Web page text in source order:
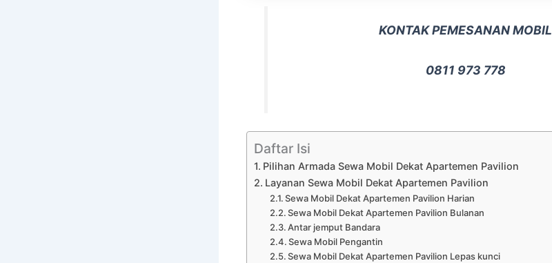
KONTAK PEMESANAN MOBIL
0811 973 778
Daftar Isi
Pilihan Armada Sewa Mobil Dekat Apartemen Pavilion
Layanan Sewa Mobil Dekat Apartemen Pavilion
Sewa Mobil Dekat Apartemen Pavilion Harian
Sewa Mobil Dekat Apartemen Pavilion Bulanan
Antar jemput Bandara
Sewa Mobil Pengantin
Sewa Mobil Dekat Apartemen Pavilion Lepas kunci